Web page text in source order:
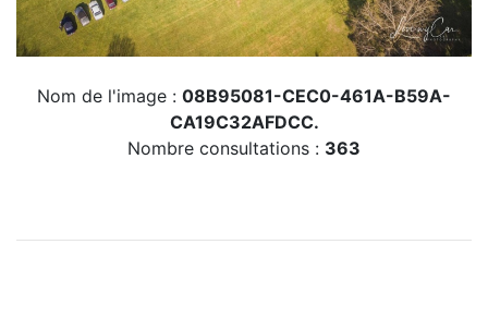
Nom de l'image : 08B95081-CEC0-461A-B59A-
CA19C32AFDCC.
Nombre consultations : 363